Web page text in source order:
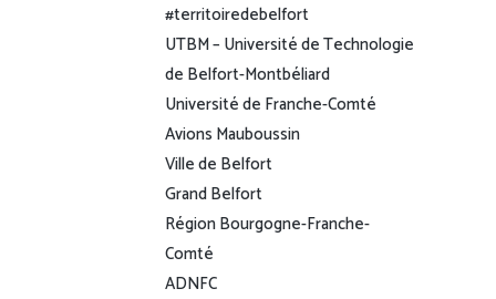
#territoiredebelfort
UTBM – Université de Technologie
de Belfort-Montbéliard
Université de Franche-Comté
Avions Mauboussin
Ville de Belfort
Grand Belfort
Région Bourgogne-Franche-
Comté
ADNFC